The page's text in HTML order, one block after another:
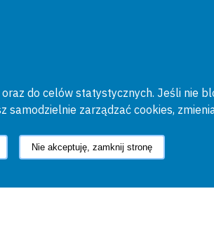
do celów statystycznych. Jeśli nie
samodzielnie zarządzać cookies,
Nie akceptuję, zamknij stronę